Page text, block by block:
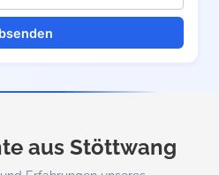
aus Stöttwang